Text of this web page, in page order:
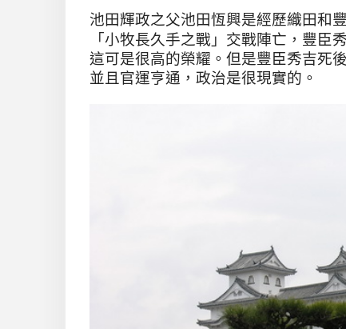
池田輝政之父池田恆興是經歷織田和
「小牧長久手之戰」交戰陣亡，豐臣
這可是很高的榮耀。但是豐臣秀吉死
並且官運亨通，政治是很現實的。